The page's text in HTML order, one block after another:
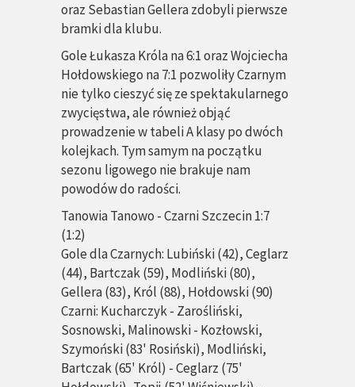
oraz Sebastian Gellera zdobyli pierwsze
bramki dla klubu.
Gole Łukasza Króla na 6:1 oraz Wojciecha
Hołdowskiego na 7:1 pozwoliły Czarnym
nie tylko cieszyć się ze spektakularnego
zwycięstwa, ale również objąć
prowadzenie w tabeli A klasy po dwóch
kolejkach. Tym samym na początku
sezonu ligowego nie brakuje nam
powodów do radości.
Tanowia Tanowo - Czarni Szczecin 1:7
(1:2)
Gole dla Czarnych: Lubiński (42), Ceglarz
(44), Bartczak (59), Modliński (80),
Gellera (83), Król (88), Hołdowski (90)
Czarni: Kucharczyk - Zarośliński,
Sosnowski, Malinowski - Kozłowski,
Szymoński (83' Rosiński), Modliński,
Bartczak (65' Król) - Ceglarz (75'